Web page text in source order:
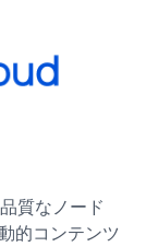
質なノード
的コンテンツ